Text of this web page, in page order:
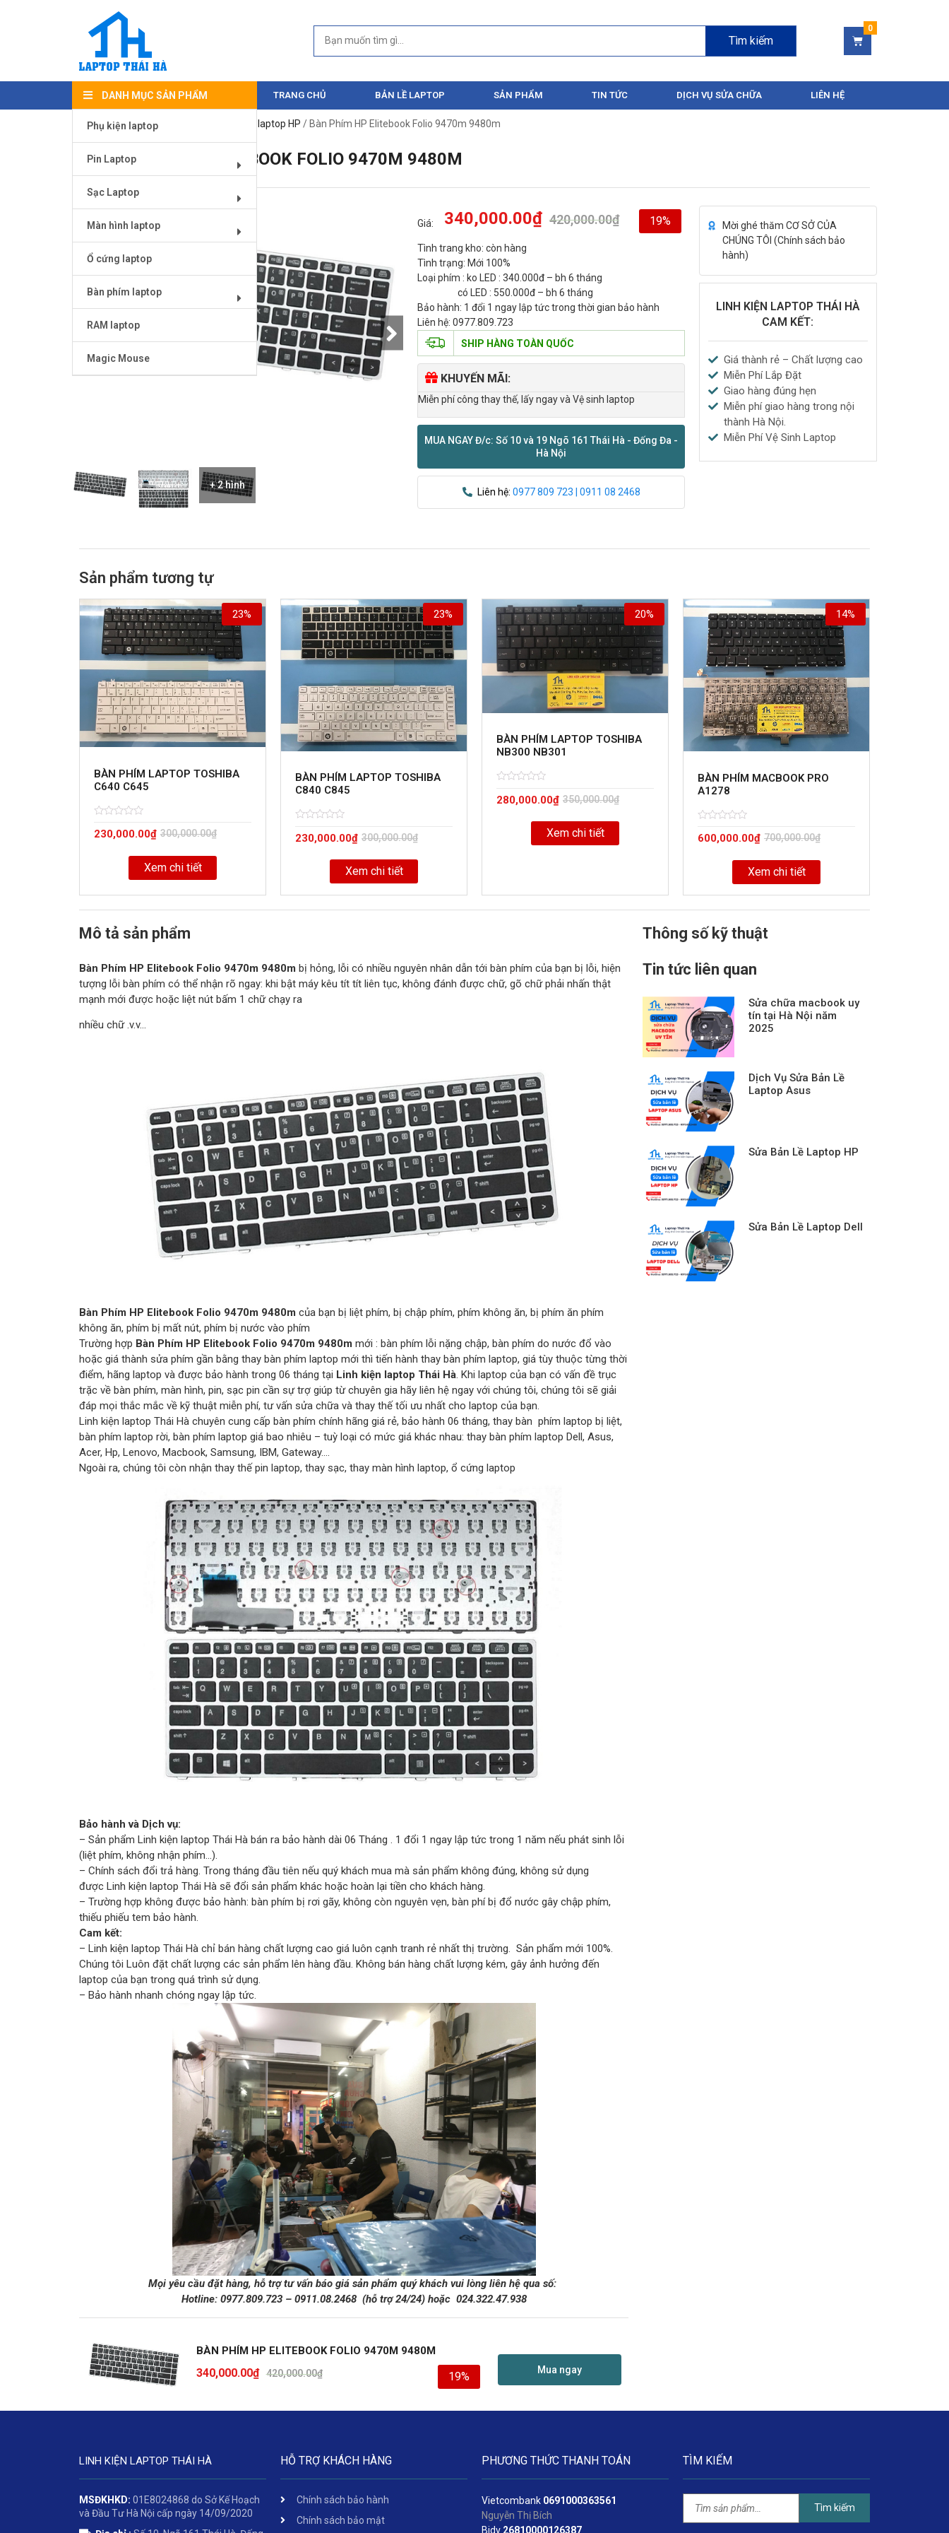
Tìm kiếm
DANH MỤC SẢN PHẨM
Phụ kiện laptop
Pin Laptop
Sạc Laptop
Màn hình laptop
Ổ cứng laptop
Bàn phím laptop
RAM laptop
Magic Mouse
TRANG CHỦ BẢN LỀ LAPTOP SẢN PHẨM TIN TỨC DỊCH VỤ SỬA CHỮA LIÊN HỆ
Trang chủ/Bàn phím laptop Bàn phím laptop HP / Bàn Phím HP Elitebook Folio 9470m 9480m
BÀN PHÍM HP ELITEBOOK FOLIO 9470M 9480M
+ 2 hình
Giá: 420,000.00₫
340,000.00₫ 19%
Tình trang kho: còn hàng
Tình trạng: Mới 100%
Loại phím : ko LED : 340.000đ – bh 6 tháng
có LED : 550.000đ – bh 6 tháng
Bảo hành: 1 đổi 1 ngay lập tức trong thời gian bảo hành
Liên hệ: 0977.809.723
SHIP HÀNG TOÀN QUỐC
KHUYẾN MÃI:
Miễn phí công thay thế, lấy ngay và Vệ sinh laptop
MUA NGAY Đ/c: Số 10 và 19 Ngõ 161 Thái Hà - Đống Đa -
Hà Nội
Liên hệ:0977 809 723 | 0911 08 2468
Mời ghé thăm CƠ SỞ CỦA
CHÚNG TÔI (Chính sách bảo
hành)
LINH KIỆN LAPTOP THÁI HÀ
CAM KẾT:
Giá thành rẻ – Chất lượng cao
Miễn Phí Lắp Đặt
Giao hàng đúng hẹn
Miễn phí giao hàng trong nội
thành Hà Nội.
Miễn Phí Vệ Sinh Laptop
Sản phẩm tương tự
BÀN PHÍM LAPTOP TOSHIBA
C640 C645
0
300,000.00₫
230,000.00₫
23%
Xem chi tiết
BÀN PHÍM LAPTOP TOSHIBA
C840 C845
0
300,000.00₫
230,000.00₫
23%
Xem chi tiết
BÀN PHÍM LAPTOP TOSHIBA
NB300 NB301
0
350,000.00₫
280,000.00₫
20%
Xem chi tiết
BÀN PHÍM MACBOOK PRO
A1278
0
700,000.00₫
600,000.00₫
14%
Xem chi tiết
Mô tả sản phẩm
Bàn Phím HP Elitebook Folio 9470m 9480m bị hỏng, lỗi có nhiều nguyên nhân dẫn tới bàn phím của bạn bị lỗi, hiện
tượng lỗi bàn phím có thể nhận rõ ngay: khi bật máy kêu tít tít liên tục, không đánh được chữ, gõ chữ phải nhấn thật
mạnh mới được hoặc liệt nút bấm 1 chữ chạy ra
nhiều chữ .v.v…
Bàn Phím HP Elitebook Folio 9470m 9480m của bạn bị liệt phím, bị chập phím, phím không ăn, bị phím ăn phím
không ăn, phím bị mất nút, phím bị nước vào phím
Trường hợp Bàn Phím HP Elitebook Folio 9470m 9480m mới : bàn phím lỗi nặng chập, bàn phím do nước đổ vào
hoặc giá thành sửa phím gần bằng thay bàn phím laptop mới thì tiến hành thay bàn phím laptop, giá tùy thuộc từng thời
điểm, hãng laptop và được bảo hành trong 06 tháng tại Linh kiện laptop Thái Hà. Khi laptop của bạn có vấn đề trục
trặc về bàn phím, màn hình, pin, sạc pin cần sự trợ giúp từ chuyên gia hãy liên hệ ngay với chúng tôi, chúng tôi sẽ giải
đáp mọi thắc mắc về kỹ thuật miễn phí, tư vấn sửa chữa và thay thế tối ưu nhất cho laptop của bạn.
Linh kiện laptop Thái Hà chuyên cung cấp bàn phím chính hãng giá rẻ, bảo hành 06 tháng, thay bàn phím laptop bị liệt,
bàn phím laptop rời, bàn phím laptop giá bao nhiêu – tuỳ loại có mức giá khác nhau: thay bàn phím laptop Dell, Asus,
Acer, Hp, Lenovo, Macbook, Samsung, IBM, Gateway….
Ngoài ra, chúng tôi còn nhận thay thế pin laptop, thay sạc, thay màn hình laptop, ổ cứng laptop
Bảo hành và Dịch vụ:
– Sản phẩm Linh kiện laptop Thái Hà bán ra bảo hành dài 06 Tháng . 1 đổi 1 ngay lập tức trong 1 năm nếu phát sinh lỗi
(liệt phím, không nhận phím…).
– Chính sách đổi trả hàng. Trong tháng đầu tiên nếu quý khách mua mà sản phẩm không đúng, không sử dụng
được Linh kiện laptop Thái Hà sẽ đổi sản phẩm khác hoặc hoàn lại tiền cho khách hàng.
– Trường hợp không được bảo hành: bàn phím bị rơi gãy, không còn nguyên vẹn, bàn phí bị đổ nước gây chập phím,
thiếu phiếu tem bảo hành.
Cam kết:
– Linh kiện laptop Thái Hà chỉ bán hàng chất lượng cao giá luôn cạnh tranh rẻ nhất thị trường. Sản phẩm mới 100%.
Chúng tôi Luôn đặt chất lượng các sản phẩm lên hàng đầu. Không bán hàng chất lượng kém, gây ảnh hưởng đến
laptop của bạn trong quá trình sử dụng.
– Bảo hành nhanh chóng ngay lập tức.
Mọi yêu cầu đặt hàng, hỗ trợ tư vấn báo giá sản phẩm quý khách vui lòng liên hệ qua số:
Hotline: 0977.809.723– 0911.08.2468 (hỗ trợ 24/24)hoặc024.322.47.938
BÀN PHÍM HP ELITEBOOK FOLIO 9470M 9480M
420,000.00₫
340,000.00₫ 19% Mua ngay
Thông số kỹ thuật
Tin tức liên quan
Sửa chữa macbook uy
tín tại Hà Nội năm
2025
Dịch Vụ Sửa Bản Lề
Laptop Asus
Sửa Bản Lề Laptop HP
Sửa Bản Lề Laptop Dell
LINH KIỆN LAPTOP THÁI HÀ
MSĐKHKD: 01E8024868 do Sở Kế Hoạch
và Đầu Tư Hà Nội cấp ngày 14/09/2020
HỖ TRỢ KHÁCH HÀNG
Chính sách bảo hành
Chính sách bảo mật
PHƯƠNG THỨC THANH TOÁN
Vietcombank 0691000363561
Nguyễn Thị Bích
Bidv 26810000126387
TÌM KIẾM
Tìm kiếm